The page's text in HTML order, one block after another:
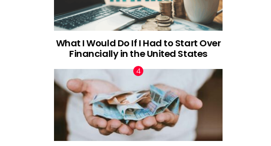
What I Would Do If I Had to Start Over
Financially in the United States